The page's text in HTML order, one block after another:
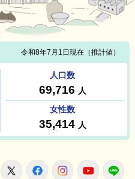
笠間市役所
X FacebookInstagram